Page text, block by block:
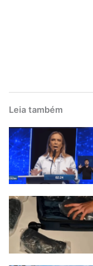
Leia também